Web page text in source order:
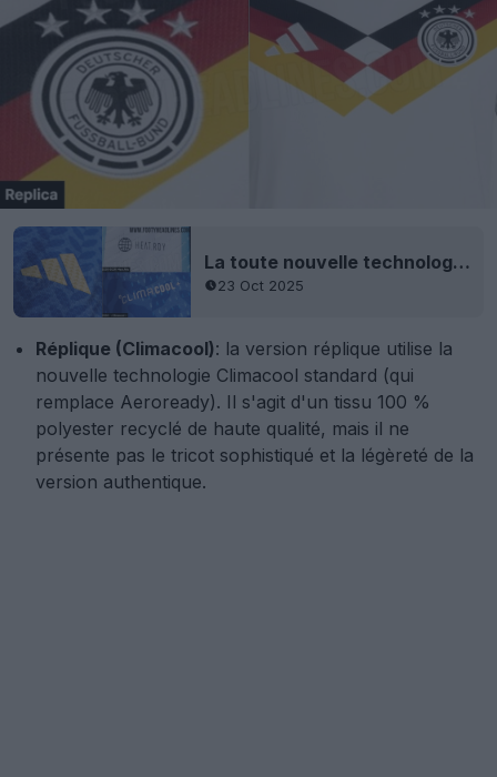
La toute nouvelle technologie « Climacool/Climacool+ » du maillot Adidas Authentic 2026 a fait fuite
23 Oct 2025
Réplique (Climacool): la version réplique utilise la
nouvelle technologie Climacool standard (qui
remplace Aeroready). Il s'agit d'un tissu 100 %
polyester recyclé de haute qualité, mais il ne
présente pas le tricot sophistiqué et la légèreté de la
version authentique.